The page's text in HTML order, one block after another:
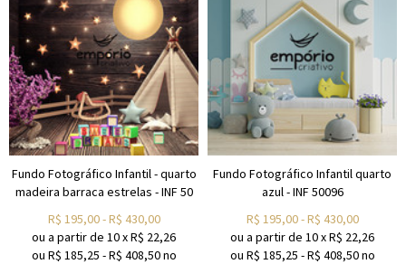
Fundo Fotográfico Infantil - quarto
madeira barraca estrelas - INF 50
R$ 195,00-R$ 430,00
ou a partir de 10xR$ 22,26
ou R$ 185,25 -R$ 408,50no
Fundo Fotográfico Infantil quarto
azul - INF 50096
R$ 195,00-R$ 430,00
ou a partir de 10xR$ 22,26
ou R$ 185,25 -R$ 408,50no